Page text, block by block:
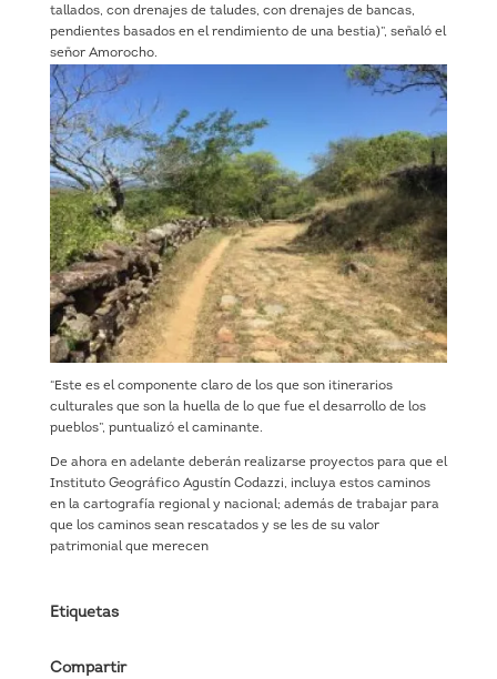
tallados, con drenajes de taludes, con drenajes de bancas,
pendientes basados en el rendimiento de una bestia)”, señaló el
señor Amorocho.
“Este es el componente claro de los que son itinerarios
culturales que son la huella de lo que fue el desarrollo de los
pueblos”, puntualizó el caminante.
De ahora en adelante deberán realizarse proyectos para que el
Instituto Geográfico Agustín Codazzi, incluya estos caminos
en la cartografía regional y nacional; además de trabajar para
que los caminos sean rescatados y se les de su valor
patrimonial que merecen
Etiquetas
Compartir